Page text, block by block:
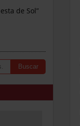
de Sol”